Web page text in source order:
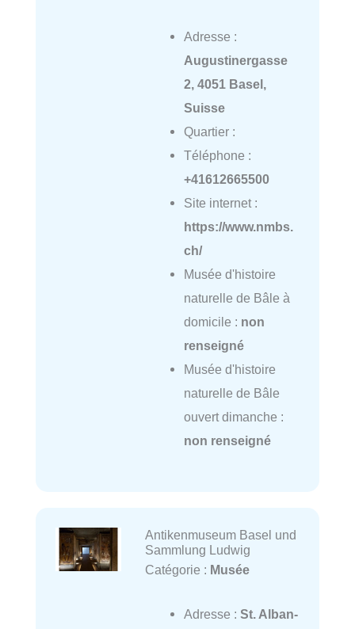
Adresse :
Augustinergasse
2, 4051 Basel,
Suisse
Quartier :
Téléphone :
+41612665500
Site internet :
https://www.nmbs.
ch/
Musée d'histoire
naturelle de Bâle à
domicile : non
renseigné
Musée d'histoire
naturelle de Bâle
ouvert dimanche :
non renseigné
Antikenmuseum Basel und
Sammlung Ludwig
Catégorie : Musée
Adresse : St. Alban-